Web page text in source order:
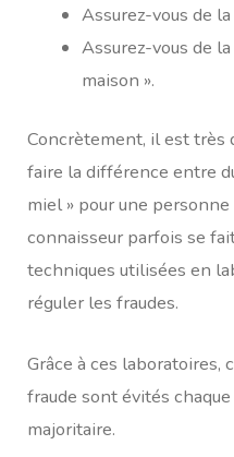
Assurez-vous de
Assurez-vous de
maison ».
Concrètement, il est
faire la différence entre
miel » pour une
connaisseur parfois se
techniques utilisées en
réguler les fraudes.
Grâce à ces laboratoires,
fraude sont évités
majoritaire.